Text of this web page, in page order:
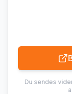
Du sendes